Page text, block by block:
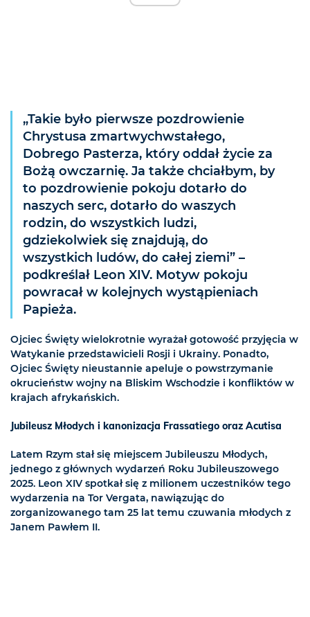
„Takie było pierwsze pozdrowienie
Chrystusa zmartwychwstałego,
Dobrego Pasterza, który oddał życie za
Bożą owczarnię. Ja także chciałbym, by
to pozdrowienie pokoju dotarło do
naszych serc, dotarło do waszych
rodzin, do wszystkich ludzi,
gdziekolwiek się znajdują, do
wszystkich ludów, do całej ziemi” –
podkreślał Leon XIV. Motyw pokoju
powracał w kolejnych wystąpieniach
Papieża.
Ojciec Święty wielokrotnie wyrażał gotowość przyjęcia w
Watykanie przedstawicieli Rosji i Ukrainy. Ponadto,
Ojciec Święty nieustannie apeluje o powstrzymanie
okrucieństw wojny na Bliskim Wschodzie i konfliktów w
krajach afrykańskich.
Jubileusz Młodych i kanonizacja Frassatiego oraz Acutisa
Latem Rzym stał się miejscem Jubileuszu Młodych,
jednego z głównych wydarzeń Roku Jubileuszowego
2025. Leon XIV spotkał się z milionem uczestników tego
wydarzenia na Tor Vergata, nawiązując do
zorganizowanego tam 25 lat temu czuwania młodych z
Janem Pawłem II.